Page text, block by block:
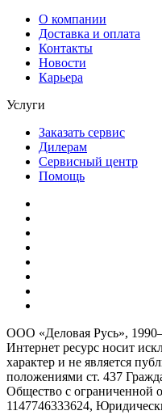
О компании
Доставка и оплата
Контакты
Новости
Карьера
Услуги
Заказать сервис
Дилерам
Сервисный центр
Помощь
ООО «Деловая Русь»,
Интернет ресурс носит
характер и не является
положениями ст. 437
Общество с ограниченной
1147746333624,